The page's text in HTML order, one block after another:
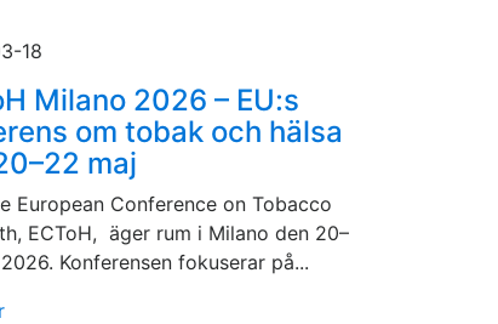
18
Milano 2026 – EU:s
om tobak och hälsa
maj
European Conference on Tobacco
ECToH, äger rum i Milano den 20–
Konferensen fokuserar på...